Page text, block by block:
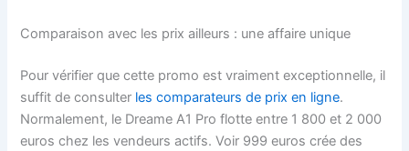
Comparaison avec les prix ailleurs : une affaire unique
Pour vérifier que cette promo est vraiment exceptionnelle, il
suffit de consulter les comparateurs de prix en ligne.
Normalement, le Dreame A1 Pro flotte entre 1 800 et 2 000
euros chez les vendeurs actifs. Voir 999 euros crée des